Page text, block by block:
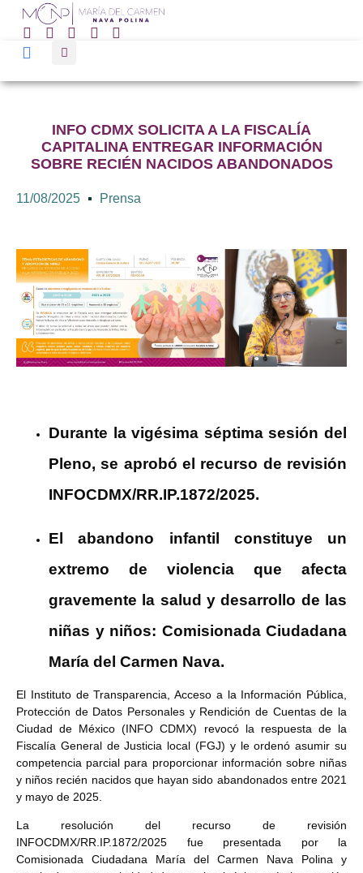
INFO CDMX SOLICITA A LA FISCALÍA
CAPITALINA ENTREGAR INFORMACIÓN
SOBRE RECIÉN NACIDOS ABANDONADOS
11/08/2025 Prensa
Durante la vigésima séptima sesión del
Pleno, se aprobó el recurso de revisión
INFOCDMX/RR.IP.1872/2025.
El abandono infantil constituye un
extremo de violencia que afecta
gravemente la salud y desarrollo de las
niñas y niños: Comisionada Ciudadana
María del Carmen Nava.
El Instituto de Transparencia, Acceso a la Información Pública,
Protección de Datos Personales y Rendición de Cuentas de la
Ciudad de México (INFO CDMX) revocó la respuesta de la
Fiscalía General de Justicia local (FGJ) y le ordenó asumir su
competencia parcial para proporcionar información sobre niñas
y niños recién nacidos que hayan sido abandonados entre 2021
y mayo de 2025.
La resolución del recurso de revisión
INFOCDMX/RR.IP.1872/2025 fue presentada por la
Comisionada Ciudadana María del Carmen Nava Polina y